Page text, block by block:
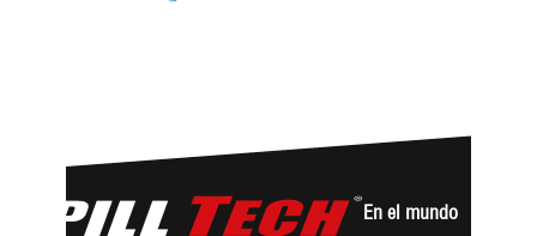
En el mundo